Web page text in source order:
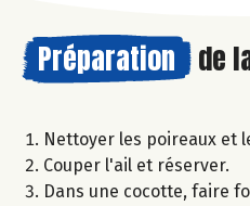
Préparation de
Nettoyer les poireaux et
Couper l'ail et réserver.
Dans une cocotte, faire